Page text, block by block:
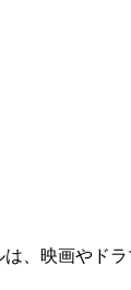
、映画やド